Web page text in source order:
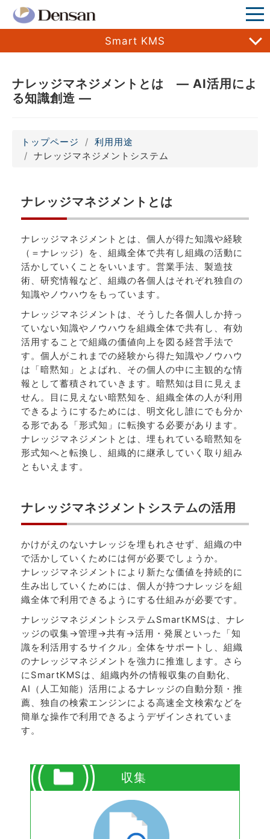
Smart KMS
ナレッジマネジメントとは ― AI活用によ
る知識創造 ―
トップページ
利用用途
ナレッジマネジメントシステム
ナレッジマネジメントとは
ナレッジマネジメントとは、個人が得た知識や経験
（＝ナレッジ）を、組織全体で共有し組織の活動に
活かしていくことをいいます。営業手法、製造技
術、研究情報など、組織の各個人はそれぞれ独自の
知識やノウハウをもっています。
ナレッジマネジメントは、そうした各個人しか持っ
ていない知識やノウハウを組織全体で共有し、有効
活用することで組織の価値向上を図る経営手法で
す。個人がこれまでの経験から得た知識やノウハウ
は「暗黙知」とよばれ、その個人の中に主観的な情
報として蓄積されていきます。暗黙知は目に見えま
せん。目に見えない暗黙知を、組織全体の人が利用
できるようにするためには、明文化し誰にでも分か
る形である「形式知」に転換する必要があります。
ナレッジマネジメントとは、埋もれている暗黙知を
形式知へと転換し、組織的に継承していく取り組み
ともいえます。
ナレッジマネジメントシステムの活用
かけがえのないナレッジを埋もれさせず、組織の中
で活かしていくためには何が必要でしょうか。
ナレッジマネジメントにより新たな価値を持続的に
生み出していくためには、個人が持つナレッジを組
織全体で利用できるようにする仕組みが必要です。
ナレッジマネジメントシステムSmartKMSは、ナレ
ッジの収集→管理→共有→活用・発展といった「知
識を利活用するサイクル」全体をサポートし、組織
のナレッジマネジメントを強力に推進します。さら
にSmartKMSは、組織内外の情報収集の自動化、
AI（人工知能）活用によるナレッジの自動分類・推
薦、独自の検索エンジンによる高速全文検索などを
簡単な操作で利用できるようデザインされていま
す。
収集